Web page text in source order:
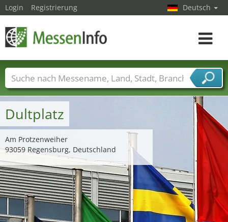
Dultplatz
Am Protzenweiher
93059 Regensburg, Deutschland
Login Registrierung Deutsch
Toggle
Messenamen Länder Städte
Branchen
Dienstleisterbranchen